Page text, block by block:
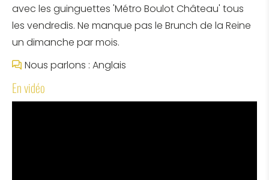
avec les guinguettes 'Métro Boulot Château' tous
les vendredis. Ne manque pas le Brunch de la Reine
un dimanche par mois.
Nous parlons : Anglais
En vidéo